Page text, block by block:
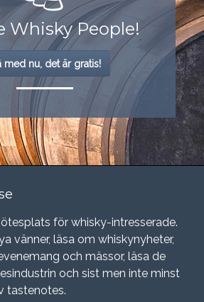
Whisky People!
med nu, det är gratis!
för whisky-intresserade.
vänner, läsa om whiskynyheter,
och mässor, läsa de
och sist men inte minst
tastenotes.